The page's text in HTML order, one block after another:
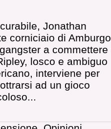
Jonathan
corniciaio di
a commettere
losco e ambiguo
interviene per
ad un gioco